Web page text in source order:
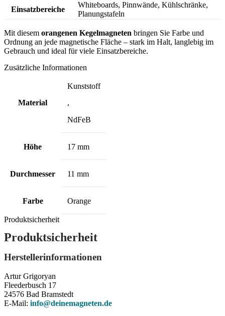
Einsatzbereiche
Whiteboards, Pinnwände, Kühlschränke,
Planungstafeln
Mit diesem orangenen Kegelmagneten bringen Sie Farbe und
Ordnung an jede magnetische Fläche – stark im Halt, langlebig im
Gebrauch und ideal für viele Einsatzbereiche.
Zusätzliche Informationen
Material
Kunststoff
,
NdFeB
Höhe 17 mm
Durchmesser 11 mm
Farbe Orange
Produktsicherheit
Produktsicherheit
Herstellerinformationen
Artur Grigoryan
Fleederbusch 17
24576 Bad Bramstedt
E-Mail: info@deinemagneten.de